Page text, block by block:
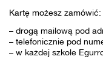
Kartę możesz zamówić:
– drogą mailową pod
– telefonicznie pod
– w każdej szkole